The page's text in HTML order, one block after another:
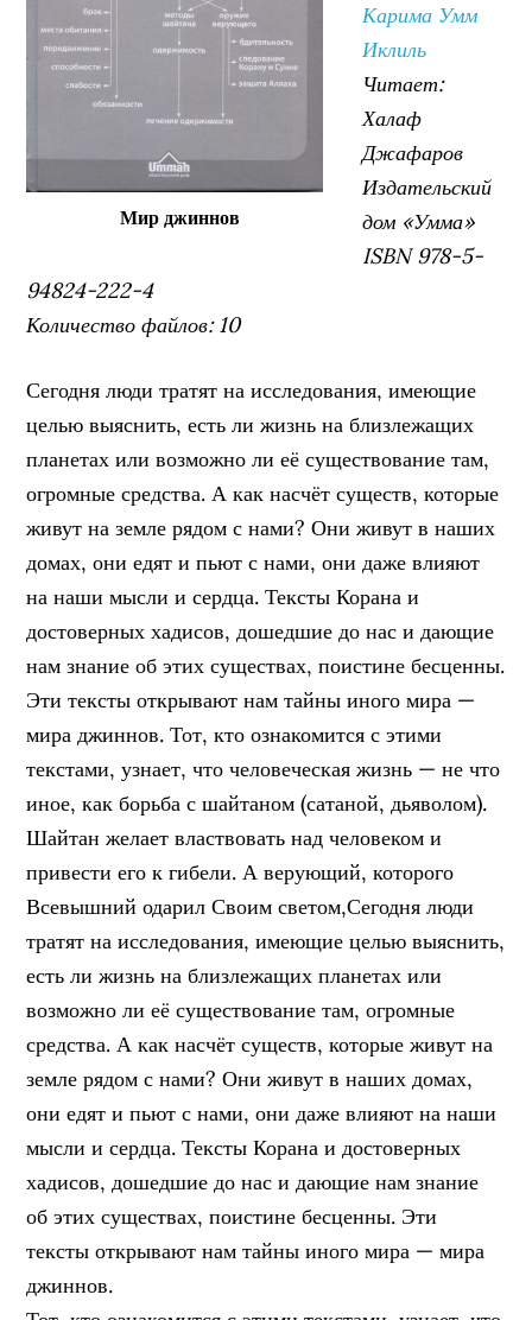
Мир джиннов
Карима Умм
Иклиль
Читает:
Халаф
Джафаров
Издательский
дом «Умма»
ISBN 978-5-
94824-222-4
Количество файлов: 10
Сегодня люди тратят на исследования, имеющие
целью выяснить, есть ли жизнь на близлежащих
планетах или возможно ли её существование там,
огромные средства. А как насчёт существ, которые
живут на земле рядом с нами? Они живут в наших
домах, они едят и пьют с нами, они даже влияют
на наши мысли и сердца. Тексты Корана и
достоверных хадисов, дошедшие до нас и дающие
нам знание об этих существах, поистине бесценны.
Эти тексты открывают нам тайны иного мира —
мира джиннов. Тот, кто ознакомится с этими
текстами, узнает, что человеческая жизнь — не что
иное, как борьба с шайтаном (сатаной, дьяволом).
Шайтан желает властвовать над человеком и
привести его к гибели. А верующий, которого
Всевышний одарил Своим светом,Сегодня люди
тратят на исследования, имеющие целью выяснить,
есть ли жизнь на близлежащих планетах или
возможно ли её существование там, огромные
средства. А как насчёт существ, которые живут на
земле рядом с нами? Они живут в наших домах,
они едят и пьют с нами, они даже влияют на наши
мысли и сердца. Тексты Корана и достоверных
хадисов, дошедшие до нас и дающие нам знание
об этих существах, поистине бесценны. Эти
тексты открывают нам тайны иного мира — мира
джиннов.